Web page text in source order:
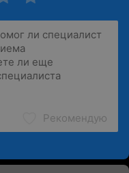
Рекомендую